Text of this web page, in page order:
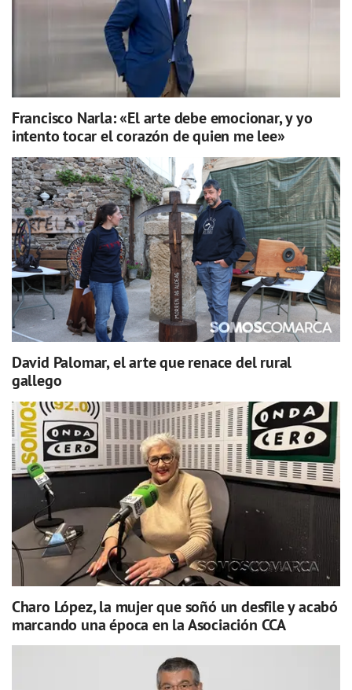
Francisco Narla: «El arte debe emocionar, y yo
intento tocar el corazón de quien me lee»
David Palomar, el arte que renace del rural
gallego
Charo López, la mujer que soñó un desfile y acabó
marcando una época en la Asociación CCA